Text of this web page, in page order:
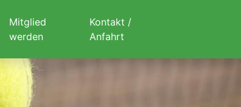
Mitglied
werden
Kontakt /
Anfahrt